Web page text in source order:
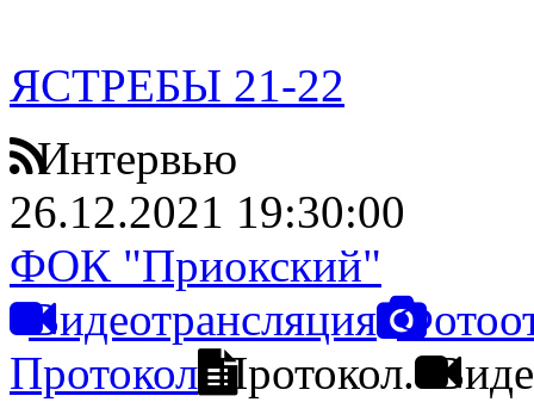
ЯСТРЕБЫ 21-22
Интервью
26.12.2021 19:30:00
ФОК "Приокский"
Видеотрансляция
Протокол Протокол.